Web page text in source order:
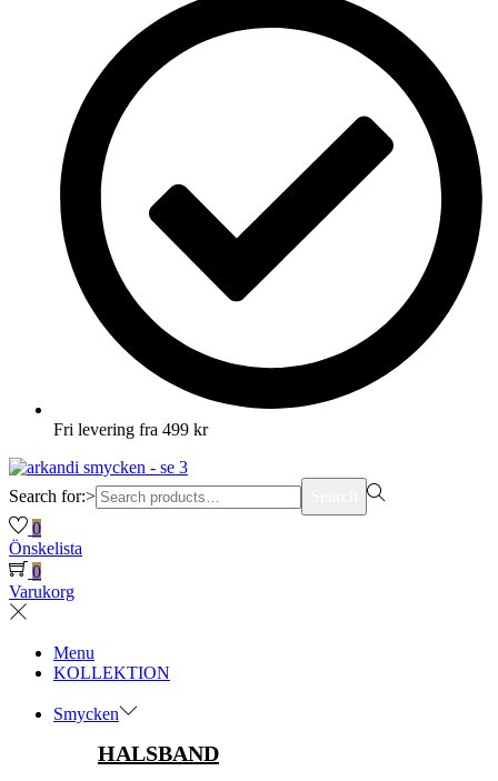
Fri levering fra 499 kr
Search for:>
0
Önskelista
0
Varukorg
Menu
KOLLEKTION
Smycken
HALSBAND